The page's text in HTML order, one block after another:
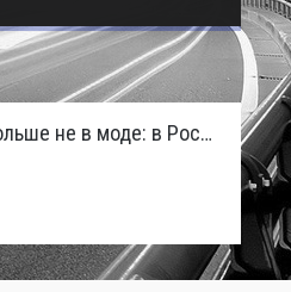
Бензин больше не в моде: в России зафиксирован взрывной отказ от двигателей внутреннего сгорания